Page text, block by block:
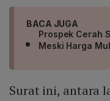
BACA JUGA
Prospek Cerah
Meski Harga
Surat ini, antara